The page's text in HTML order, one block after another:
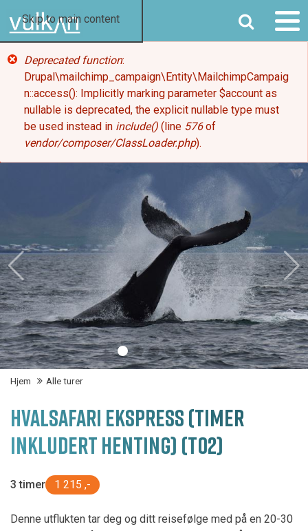
Skip to main content SØK
FEILMELDING
Deprecated function:
Drupal\mailchimp_campaign\Entity\MailchimpCampaig
n::access(): Implicitly marking parameter $account as
nullable is deprecated, the explicit nullable type must
be used instead in include() (line 576of
vendor/composer/ClassLoader.php).
Hjem Alle turer
HVALSAFARI EKSPRESS (TIMER
INKLUDERT HENTING) (T02)
3 timer 1 215 ,-
Denne utflukten tar deg og ditt reisefølge med på en 20-30